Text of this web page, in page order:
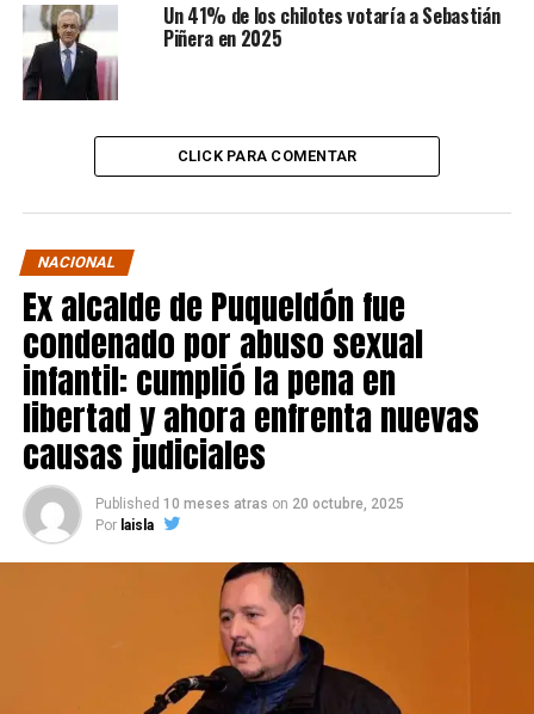
Un 41% de los chilotes votaría a Sebastián
Piñera en 2025
CLICK PARA COMENTAR
NACIONAL
Ex alcalde de Puqueldón fue
condenado por abuso sexual
infantil: cumplió la pena en
libertad y ahora enfrenta nuevas
causas judiciales
Published 10 meses atras on 20 octubre, 2025
Por laisla